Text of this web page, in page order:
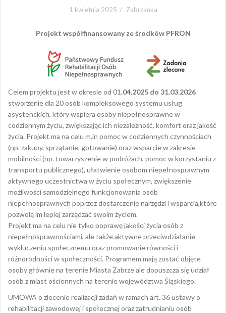
1 kwietnia 2025 Zabrzanka
Projekt współfinansowany ze środków PFRON
Celem projektu jest w okresie od 01.04.2025 do 31.03.2026
stworzenie dla 20 osób kompleksowego systemu usług
asystenckich, który wspiera osoby niepełnosprawne w
codziennym życiu, zwiększając ich niezależność, komfort oraz jakość
życia. Projekt ma na celu m.in pomoc w codziennych czynnościach
(np. zakupy, sprzątanie, gotowanie) oraz wsparcie w zakresie
mobilności (np. towarzyszenie w podróżach, pomoc w korzystaniu z
transportu publicznego), ułatwienie osobom niepełnosprawnym
aktywnego uczestnictwa w życiu społecznym, zwiększenie
możliwości samodzielnego funkcjonowania osób
niepełnosprawnych poprzez dostarczenie narzędzi i wsparcia,które
pozwolą im lepiej zarządzać swoim życiem.
Projekt ma na celu nie tylko poprawę jakości życia osób z
niepełnosprawnościami, ale także aktywne przeciwdziałanie
wykluczeniu społecznemu oraz promowanie równości i
różnorodności w społeczności. Programem mają zostać objęte
osoby głównie na terenie Miasta Zabrze ale dopuszcza się udział
osób z miast ościennych na terenie województwa Śląskiego.
UMOWA o zlecenie realizacji zadań w ramach art. 36 ustawy o
rehabilitacji zawodowej i społecznej oraz zatrudnianiu osób